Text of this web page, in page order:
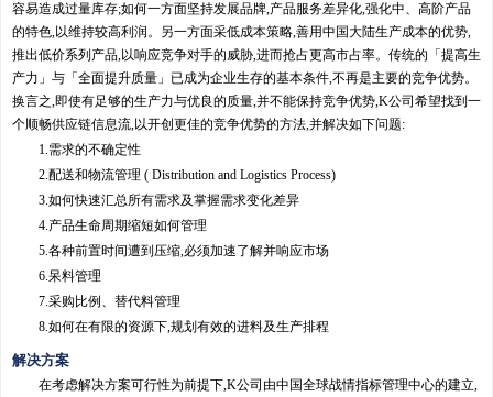
容易造成过量库存;如何一方面坚持发展品牌,产品服务差异化,强化中、高阶产品
的特色,以维持较高利润。另一方面采低成本策略,善用中国大陆生产成本的优势,
推出低价系列产品,以响应竞争对手的威胁,进而抢占更高市占率。传统的「提高生
产力」与「全面提升质量」已成为企业生存的基本条件,不再是主要的竞争优势。
换言之,即使有足够的生产力与优良的质量,并不能保持竞争优势,K公司希望找到一
个顺畅供应链信息流,以开创更佳的竞争优势的方法,并解决如下问题:
1.需求的不确定性
2.配送和物流管理 ( Distribution and Logistics Process)
3.如何快速汇总所有需求及掌握需求变化差异
4.产品生命周期缩短如何管理
5.各种前置时间遭到压缩,必须加速了解并响应市场
6.呆料管理
7.采购比例、替代料管理
8.如何在有限的资源下,规划有效的进料及生产排程
解决方案
在考虑解决方案可行性为前提下,K公司由中国全球战情指标管理中心的建立,